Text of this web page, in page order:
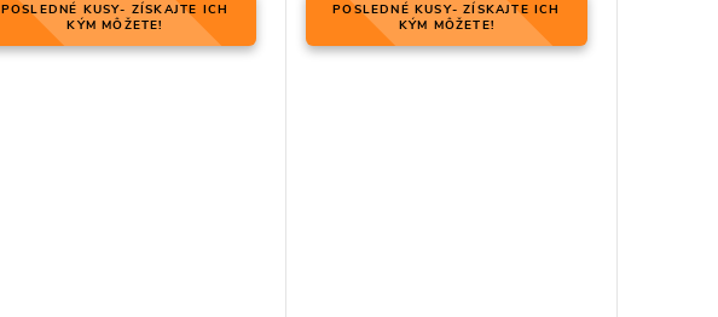
POSLEDNÉ KUSY- ZÍSKAJTE ICH
KÝM MÔŽETE!
POSLEDNÉ KUSY- ZÍSKAJTE ICH
KÝM MÔŽETE!